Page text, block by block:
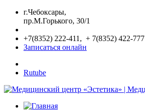
г.Чебоксары,
пр.М.Горького, 30/1
+7(8352) 222-411, + 7(8352) 422-777
Записаться онлайн
Rutube